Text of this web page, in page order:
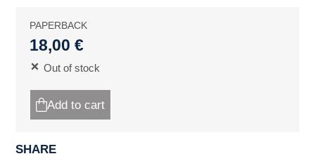
PAPERBACK
18,00 €
Out of stock
Add to cart
SHARE